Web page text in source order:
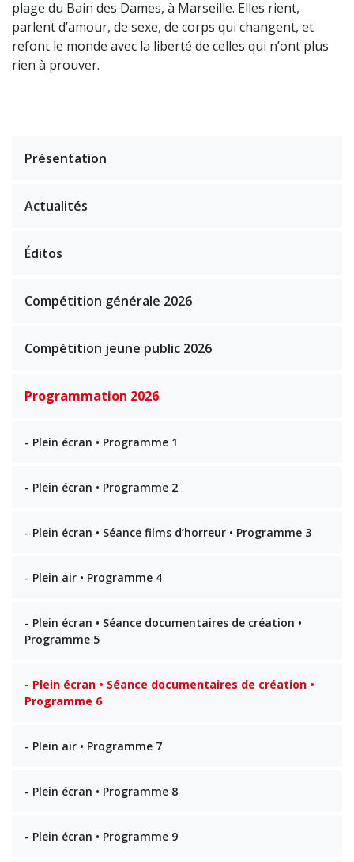
plage du Bain des Dames, à Marseille. Elles rient,
parlent d’amour, de sexe, de corps qui changent, et
refont le monde avec la liberté de celles qui n’ont plus
rien à prouver.
Présentation
Actualités
Éditos
Compétition générale 2026
Compétition jeune public 2026
Programmation 2026
- Plein écran • Programme 1
- Plein écran • Programme 2
- Plein écran • Séance films d’horreur • Programme 3
- Plein air • Programme 4
- Plein écran • Séance documentaires de création •
Programme 5
- Plein écran • Séance documentaires de création •
Programme 6
- Plein air • Programme 7
- Plein écran • Programme 8
- Plein écran • Programme 9